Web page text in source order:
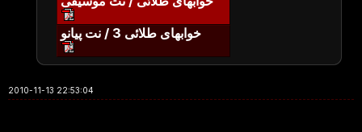
خوابهای طلائی 3 / نت پیانو
2010-11-13 22:53:04